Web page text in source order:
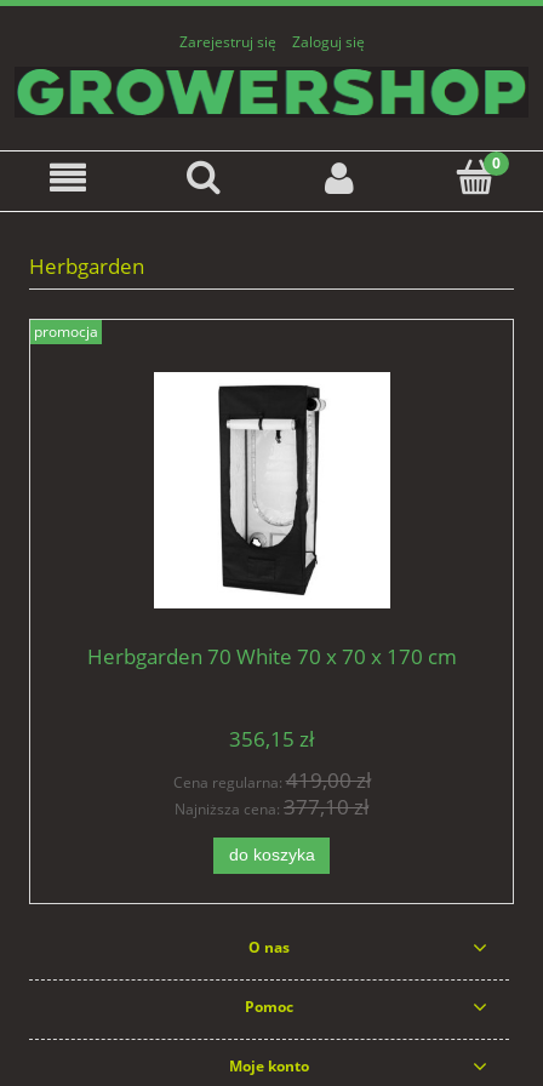
Zarejestruj się Zaloguj się
Herbgarden
Herbgarden 70 White 70 x 70 x 170 cm
356,15 zł
Cena regularna:419,00 zł
Najniższa cena: 377,10 zł
do koszyka
promocja
O nas
Pomoc
Moje konto